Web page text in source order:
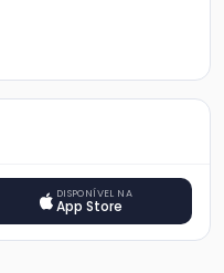
DISPONÍVEL NA
App Store